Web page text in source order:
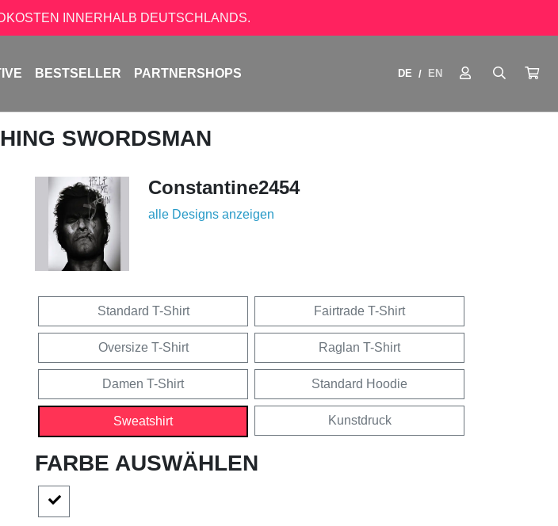
INNERHALB DEUTSCHLANDS.
BESTSELLER PARTNERSHOPS DE / EN
SWORDSMAN
Constantine2454
alle Designs anzeigen
Standard T-Shirt Fairtrade T-Shirt
Oversize T-Shirt Raglan T-Shirt
Damen T-Shirt Standard Hoodie
Sweatshirt Kunstdruck
FARBE AUSWÄHLEN